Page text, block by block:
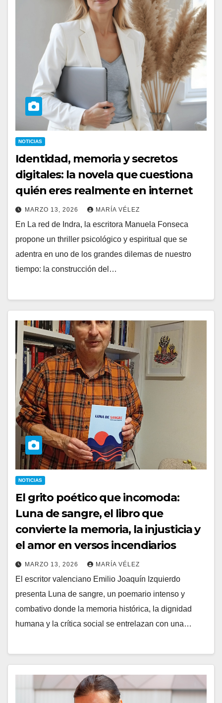
NOTICIAS
Identidad, memoria y secretos
digitales: la novela que cuestiona
quién eres realmente en internet
MARZO 13, 2026 MARÍA VÉLEZ
En La red de Indra, la escritora Manuela Fonseca
propone un thriller psicológico y espiritual que se
adentra en uno de los grandes dilemas de nuestro
tiempo: la construcción del…
NOTICIAS
El grito poético que incomoda:
Luna de sangre, el libro que
convierte la memoria, la injusticia y
el amor en versos incendiarios
MARZO 13, 2026 MARÍA VÉLEZ
El escritor valenciano Emilio Joaquín Izquierdo
presenta Luna de sangre, un poemario intenso y
combativo donde la memoria histórica, la dignidad
humana y la crítica social se entrelazan con una…